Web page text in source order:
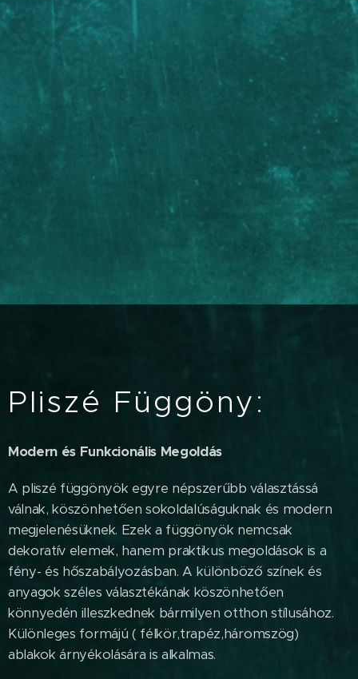
Pliszé Függöny:
Modern és Funkcionális Megoldás
A pliszé függönyök egyre népszerűbb választássá
válnak, köszönhetően sokoldalúságuknak és modern
megjelenésüknek. Ezek a függönyök nemcsak
dekoratív elemek, hanem praktikus megoldások is a
fény- és hőszabályozásban. A különböző színek és
anyagok széles választékának köszönhetően
könnyedén illeszkednek bármilyen otthon stílusához.
Különleges formájú ( félkör,trapéz,háromszög)
ablakok árnyékolására is alkalmas.